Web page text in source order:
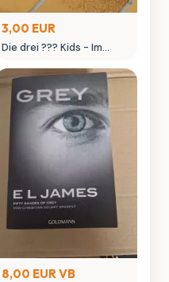
3,00 EUR
Die drei ??? Kids - Im
Kinderbuch Kosmos
8,00 EUR VB